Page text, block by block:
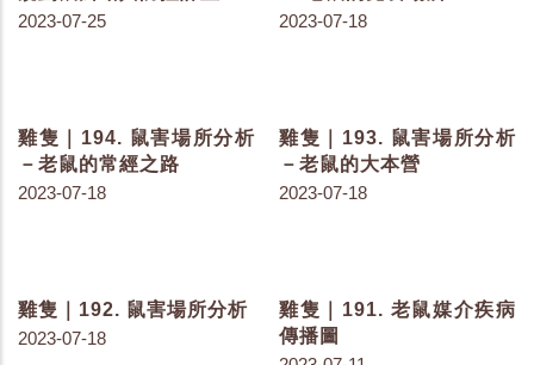
類
2023-11-14
放
2023-11-09
禽的代謝變化
2023-10-24
狀
2023-08-20